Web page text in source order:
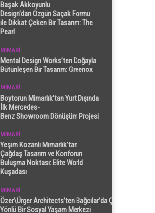
Başak Akkoyunlu
Design’dan Özgün Saçak Formu
ile Dikkat Çeken Bir Tasarım: The
Pearl
MİMARİ
Mental Design Works’ten Doğayla
Bütünleşen Bir Tasarım: Greenox
MİMARİ
Boytorun Mimarlık’tan Yurt Dışında
İlk Mercedes-
Benz Showroom Dönüşüm Projesi
MİMARİ
Yeşim Kozanlı Mimarlık’tan
Çağdaş Tasarım ve Konforun
Buluşma Noktası: Elite World
Kuşadası
MİMARİ
Özer\Ürger Architects’ten Bağcılar’da Çok
Yönlü Bir Sosyal Yaşam Merkezi